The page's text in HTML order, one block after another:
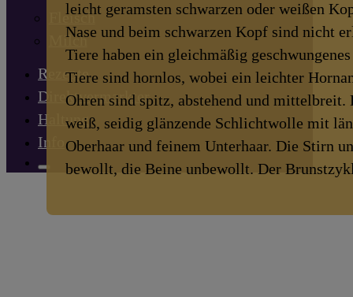
Fleisch
Milch
Rezepte
Direktvermarkter
Haltung
Info
leicht geramsten schwarzen oder weißen
Nase und beim schwarzen Kopf sind nicht
Tiere haben ein gleichmäßig
Tiere sind hornlos, wobei ein leichter
Ohren sind spitz, abstehend und
weiß, seidig glänzende Schlichtwolle mit
Oberhaar und feinem Unterhaar. Die Stirn
bewollt, die Beine unbewollt. Der